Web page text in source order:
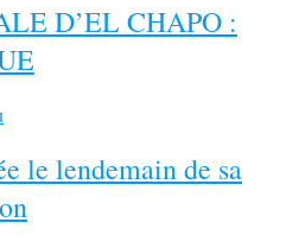
D’EL CHAPO :
le lendemain de sa